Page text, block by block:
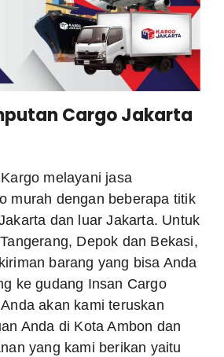
Cargo Jakarta
melayani jasa
murah dengan beberapa titik
dan luar Jakarta. Untuk
Depok dan Bekasi,
barang yang bisa Anda
ke gudang Insan Cargo
akan kami teruskan
Anda di Kota Ambon dan
yang kami berikan yaitu